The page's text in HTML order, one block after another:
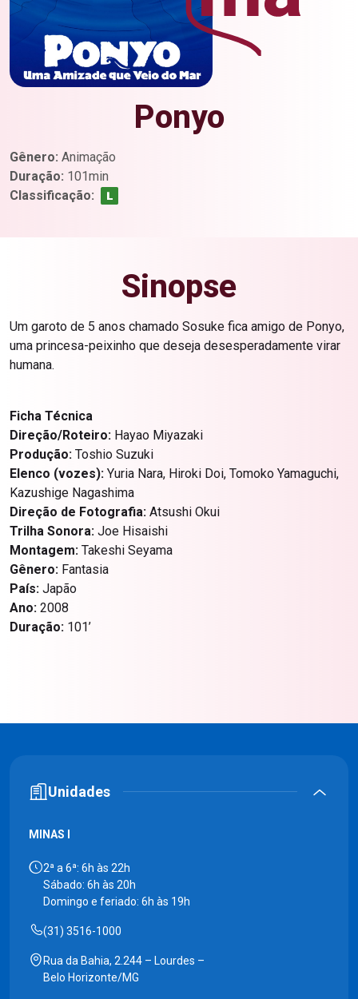
Ponyo
Gênero: Animação
Duração: 101min
Classificação:
Sinopse
Um garoto de 5 anos chamado Sosuke fica amigo de Ponyo,
uma princesa-peixinho que deseja desesperadamente virar
humana.
Ficha Técnica
Direção/Roteiro: Hayao Miyazaki
Produção: Toshio Suzuki
Elenco (vozes): Yuria Nara, Hiroki Doi, Tomoko Yamaguchi,
Kazushige Nagashima
Direção de Fotografia: Atsushi Okui
Trilha Sonora: Joe Hisaishi
Montagem: Takeshi Seyama
Gênero: Fantasia
País: Japão
Ano: 2008
Duração: 101’
Unidades
MINAS I
2ª a 6ª: 6h às 22h
Sábado: 6h às 20h
Domingo e feriado: 6h às 19h
(31) 3516-1000
Rua da Bahia, 2.244 – Lourdes –
Belo Horizonte/MG